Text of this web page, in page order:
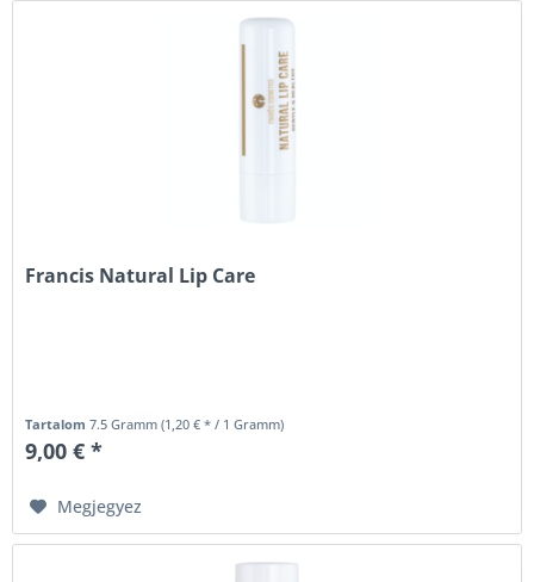
Francis Natural Lip Care
Tartalom7.5 Gramm(1,20 € * / 1 Gramm)
9,00 € *
Megjegyez